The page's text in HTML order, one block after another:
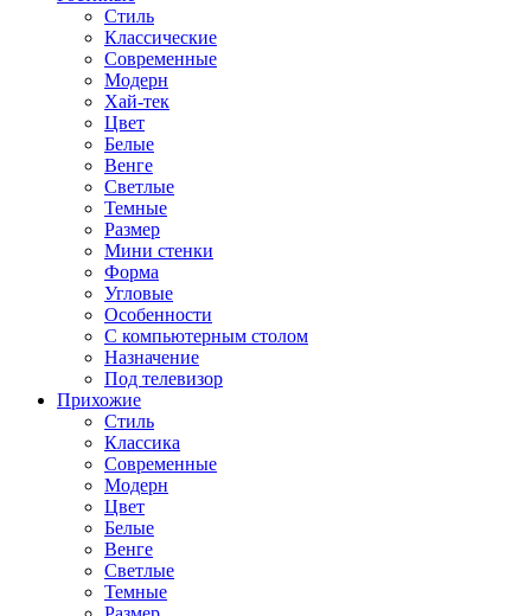
Стиль
Классические
Современные
Модерн
Хай-тек
Цвет
Белые
Венге
Светлые
Темные
Размер
Мини стенки
Форма
Угловые
Особенности
С компьютерным столом
Назначение
Под телевизор
Прихожие
Стиль
Классика
Современные
Модерн
Цвет
Белые
Венге
Светлые
Темные